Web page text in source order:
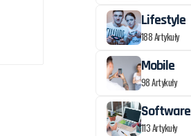
Lifestyle
188 Artykuły
Mobile
98 Artykuły
Software
113 Artykuły